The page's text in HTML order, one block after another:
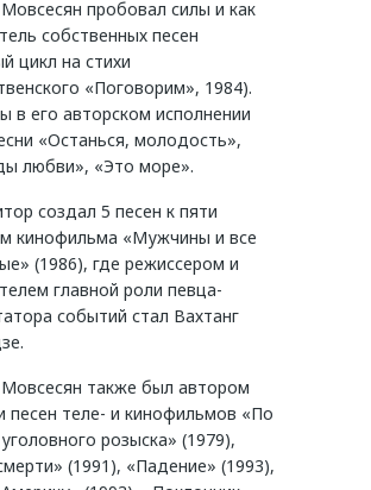
Мовсесян пробовал силы и как
собственных песен
цикл на стихи
«Поговорим», 1984).
в его авторском исполнении
«Останься, молодость»,
любви», «Это море».
создал 5 песен к пяти
кинофильма «Мужчины и все
(1986), где режиссером и
главной роли певца-
событий стал Вахтанг
Мовсесян также был автором
песен теле- и кинофильмов «По
розыска» (1979),
(1991), «Падение» (1993),